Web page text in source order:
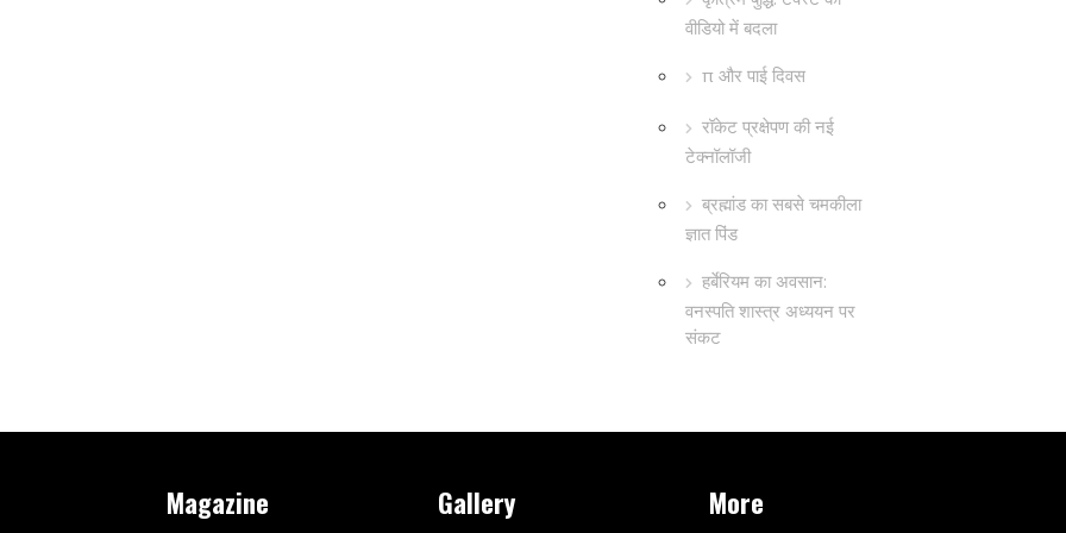
वीडियो में बदला
π और पाई दिवस
रॉकेट प्रक्षेपण की नई
टेक्नॉलॉजी
ब्रह्मांड का सबसे चमकीला
ज्ञात पिंड
हर्बेरियम का अवसान:
वनस्पति शास्त्र अध्ययन पर
संकट
Magazine Gallery More